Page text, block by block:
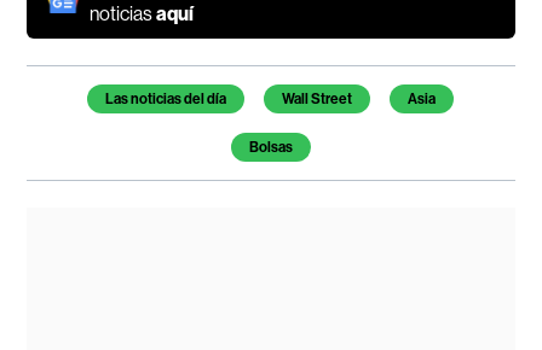
noticiasaquí
Temas de este artículo
Las noticias del día Wall Street Asia
Bolsas